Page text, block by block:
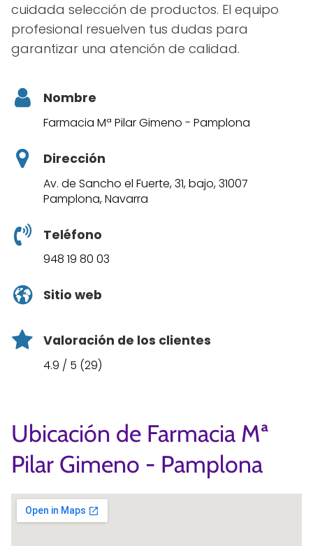
cuidada selección de productos. El equipo
profesional resuelven tus dudas para
garantizar una atención de calidad.
Nombre
Farmacia Mª Pilar Gimeno - Pamplona
Dirección
Av. de Sancho el Fuerte, 31, bajo, 31007
Pamplona, Navarra
Teléfono
948 19 80 03
Sitio web
Valoración de los clientes
4.9 / 5 (29)
Ubicación de Farmacia Mª
Pilar Gimeno - Pamplona